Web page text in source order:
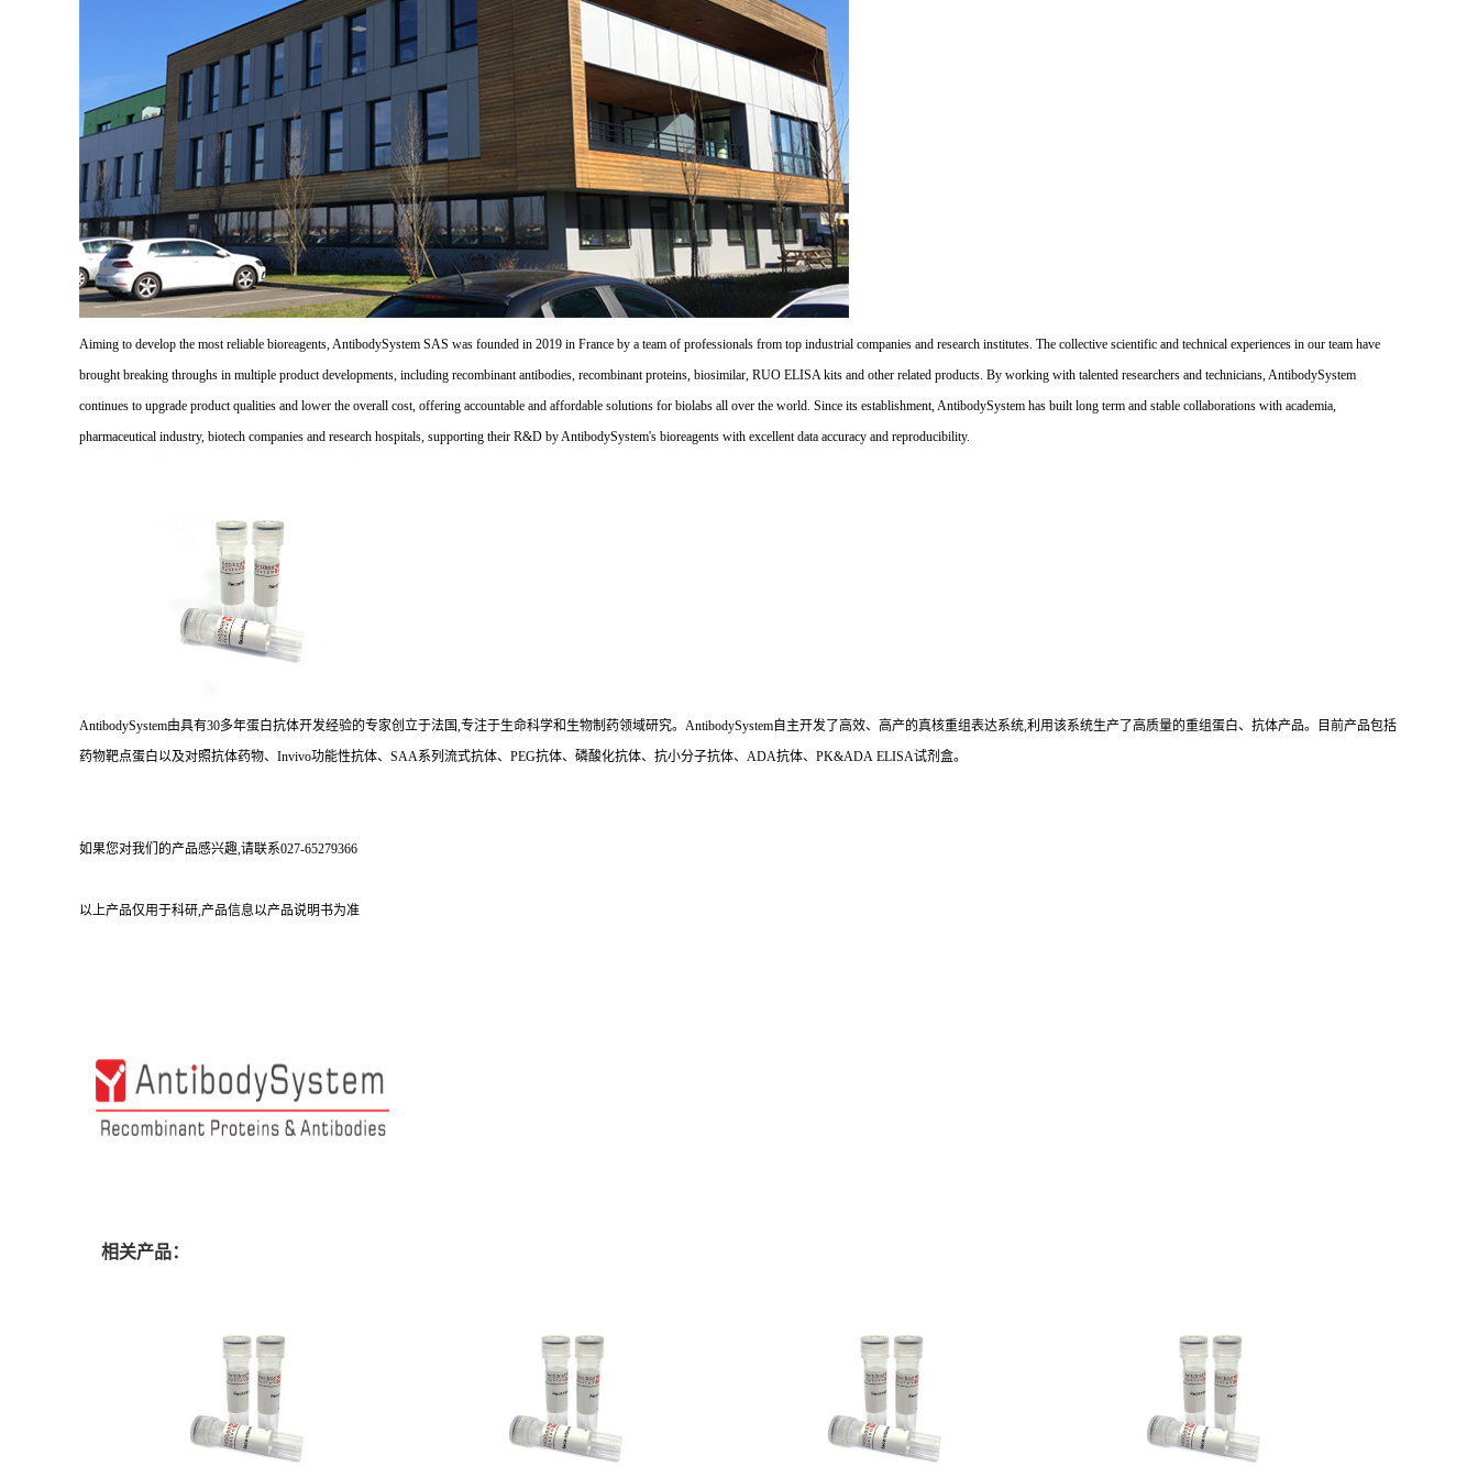
Aiming to develop the most reliable bioreagents, AntibodySystem SAS was founded in 2019 in France by a team of professionals from top industrial companies and research institutes. The collective scientific and technical experiences in our team have
brought breaking throughs in multiple product developments, including recombinant antibodies, recombinant proteins, biosimilar, RUO ELISA kits and other related products. By working with talented researchers and technicians, AntibodySystem
continues to upgrade product qualities and lower the overall cost, offering accountable and affordable solutions for biolabs all over the world. Since its establishment, AntibodySystem has built long term and stable collaborations with academia,
pharmaceutical industry, biotech companies and research hospitals, supporting their R&D by AntibodySystem's bioreagents with excellent data accuracy and reproducibility.
AntibodySystem由具有30多年蛋白抗体开发经验的专家创立于法国,专注于生命科学和生物制药领域研究。AntibodySystem自主开发了高效、高产的真核重组表达系统,利用该系统生产了高质量的重组蛋白、抗体产品。目前产品包括
药物靶点蛋白以及对照抗体药物、Invivo功能性抗体、SAA系列流式抗体、PEG抗体、磷酸化抗体、抗小分子抗体、ADA抗体、PK&ADA ELISA试剂盒。
如果您对我们的产品感兴趣,请联系027-65279366
以上产品仅用于科研,产品信息以产品说明书为准
相关产品：